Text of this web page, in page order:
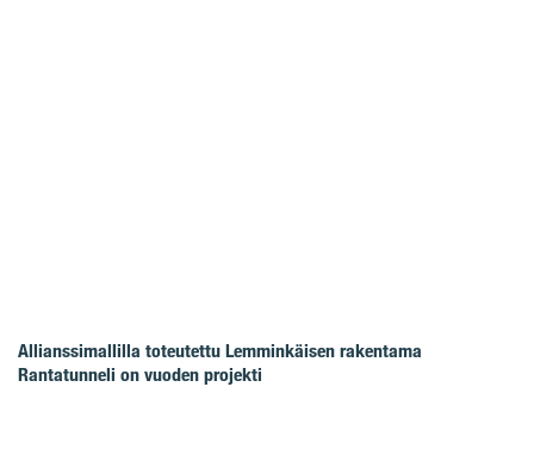
Allianssimallilla toteutettu Lemminkäisen rakentama
Rantatunneli on vuoden projekti